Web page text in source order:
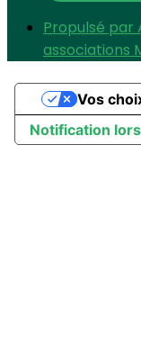
Propulsé par
associations
Notification
Vos